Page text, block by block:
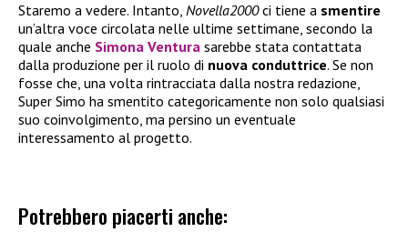
Staremo a vedere. Intanto, Novella2000ci tiene a smentire
un’altra voce circolata nelle ultime settimane, secondo la
quale anche Simona Ventura sarebbe stata contattata
dalla produzione per il ruolo di nuova conduttrice. Se non
fosse che, una volta rintracciata dalla nostra redazione,
Super Simo ha smentito categoricamente non solo qualsiasi
suo coinvolgimento, ma persino un eventuale
interessamento al progetto.
Potrebbero piacerti anche: